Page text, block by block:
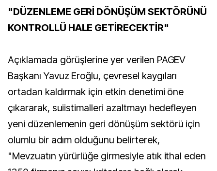
"DÜZENLEME GERİ DÖNÜŞÜM SEKTÖRÜNÜ
KONTROLLÜ HALE GETİRECEKTİR"
Açıklamada görüşlerine yer verilen PAGEV
Başkanı Yavuz Eroğlu, çevresel kaygıları
ortadan kaldırmak için etkin denetimi öne
çıkararak, suiistimalleri azaltmayı hedefleyen
yeni düzenlemenin geri dönüşüm sektörü için
olumlu bir adım olduğunu belirterek,
"Mevzuatın yürürlüğe girmesiyle atık ithal eden